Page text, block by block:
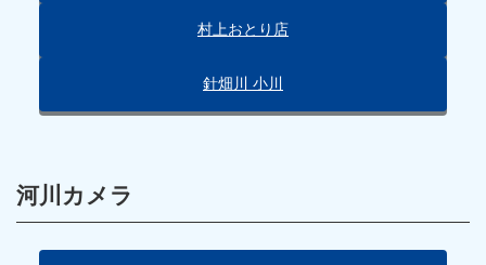
村上おとり店
針畑川 小川
河川カメラ